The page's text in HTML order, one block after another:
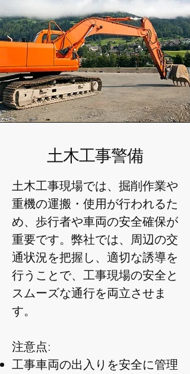
​土木工事警備
土木工事現場では、掘削作業や
重機の運搬・使用が行われるた
め、歩行者や車両の安全確保が
重要です。弊社では、周辺の交
通状況を把握し、適切な誘導を
行うことで、工事現場の安全と
スムーズな通行を両立させま
す。
注意点:
工事車両の出入りを安全に管理